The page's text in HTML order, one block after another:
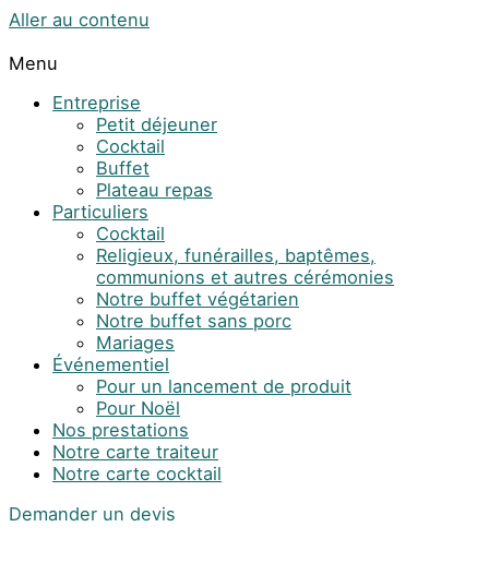
Aller au contenu
Menu
Entreprise
Petit déjeuner
Cocktail
Buffet
Plateau repas
Particuliers
Cocktail
Religieux, funérailles, baptêmes,
communions et autres cérémonies
Notre buffet végétarien
Notre buffet sans porc
Mariages
Événementiel
Pour un lancement de produit
Pour Noël
Nos prestations
Notre carte traiteur
Notre carte cocktail
Demander un devis